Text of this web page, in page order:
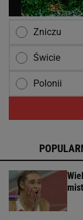
Zniczu
Świcie
Polonii